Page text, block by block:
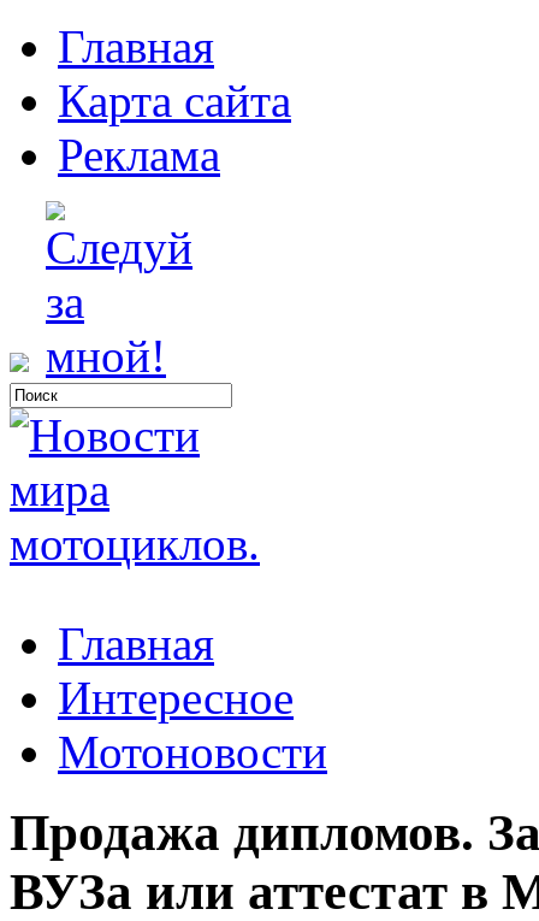
Главная
Карта сайта
Реклама
Главная
Интересное
Мотоновости
Продажа дипломов.
ВУЗа или аттестат в